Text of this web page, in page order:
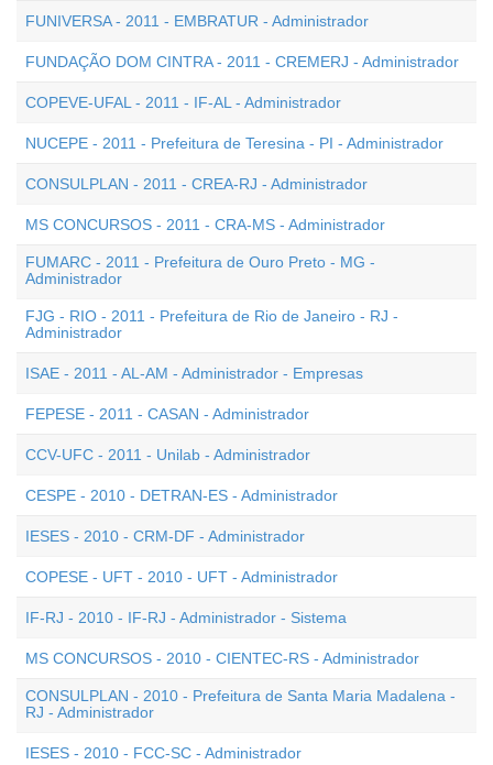
FUNIVERSA - 2011 - EMBRATUR - Administrador
FUNDAÇÃO DOM CINTRA - 2011 - CREMERJ - Administrador
COPEVE-UFAL - 2011 - IF-AL - Administrador
NUCEPE - 2011 - Prefeitura de Teresina - PI - Administrador
CONSULPLAN - 2011 - CREA-RJ - Administrador
MS CONCURSOS - 2011 - CRA-MS - Administrador
FUMARC - 2011 - Prefeitura de Ouro Preto - MG -
Administrador
FJG - RIO - 2011 - Prefeitura de Rio de Janeiro - RJ -
Administrador
ISAE - 2011 - AL-AM - Administrador - Empresas
FEPESE - 2011 - CASAN - Administrador
CCV-UFC - 2011 - Unilab - Administrador
CESPE - 2010 - DETRAN-ES - Administrador
IESES - 2010 - CRM-DF - Administrador
COPESE - UFT - 2010 - UFT - Administrador
IF-RJ - 2010 - IF-RJ - Administrador - Sistema
MS CONCURSOS - 2010 - CIENTEC-RS - Administrador
CONSULPLAN - 2010 - Prefeitura de Santa Maria Madalena -
RJ - Administrador
IESES - 2010 - FCC-SC - Administrador